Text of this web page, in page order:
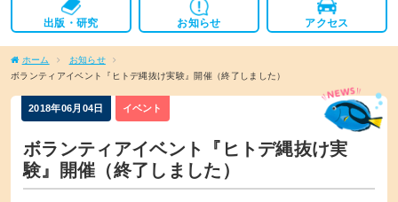
出版・研究 お知らせ アクセス
ホーム
お知らせ
ボランティアイベント『ヒトデ縄抜け実験』開催（終了しました）
2018年06月04日 イベント
ボランティアイベント『ヒトデ縄抜け実
験』開催（終了しました）